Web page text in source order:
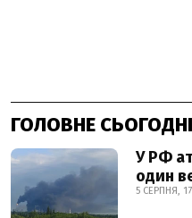
ГОЛОВНЕ СЬОГОДНІ
У РФ
один
5 СЕРПНЯ,